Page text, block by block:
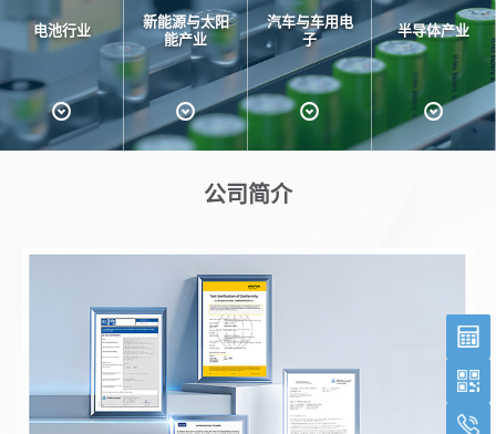
电池行业
新能源与太阳
能产业
汽车与车用电
子
半导体产业
公司简介